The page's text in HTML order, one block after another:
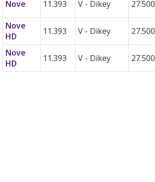
Nove
11.393 V - Dikey 27.500
Nove
HD
11.393 V - Dikey 27.500
Nove
HD
11.393 V - Dikey 27.500